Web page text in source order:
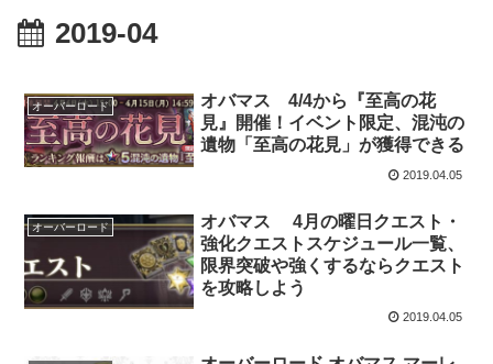
2019-04
オーバーロード
オバマス 4/4から『至高の花
見』開催！イベント限定、混沌の
遺物「至高の花見」が獲得できる
2019.04.05
オーバーロード
オバマス 4月の曜日クエスト・
強化クエストスケジュール一覧、
限界突破や強くするならクエスト
を攻略しよう
2019.04.05